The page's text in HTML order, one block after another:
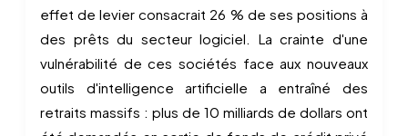
effet de levier consacrait 26 % de ses positions à
des prêts du secteur logiciel. La crainte d'une
vulnérabilité de ces sociétés face aux nouveaux
outils d'intelligence artificielle a entraîné des
retraits massifs : plus de 10 milliards de dollars ont